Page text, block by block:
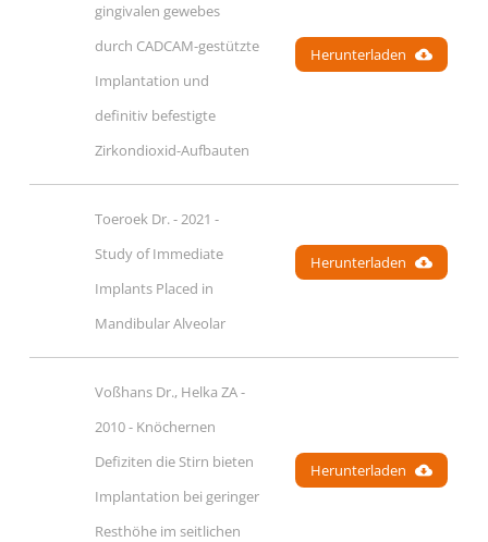
gingivalen gewebes
durch CADCAM-gestützte
Implantation und
definitiv befestigte
Zirkondioxid-Aufbauten
Herunterladen
Toeroek Dr. - 2021 -
Study of Immediate
Implants Placed in
Mandibular Alveolar
Herunterladen
Voßhans Dr., Helka ZA -
2010 - Knöchernen
Defiziten die Stirn bieten
Implantation bei geringer
Resthöhe im seitlichen
Herunterladen